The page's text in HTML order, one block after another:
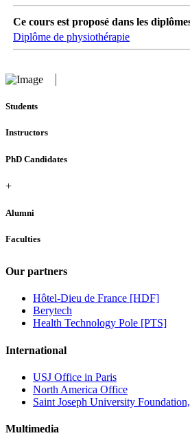
Ce cours est proposé dans les
Diplôme de physiothérapie
Students
Instructors
PhD Candidates
+
Alumni
Faculties
Our partners
Hôtel-Dieu de France [HDF]
Berytech
Health Technology Pole [PTS]
International
USJ Office in Paris
North America Office
Saint Joseph University
Multimedia